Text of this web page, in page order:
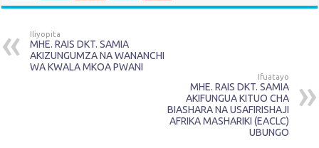
Iliyopita
MHE. RAIS DKT. SAMIA
AKIZUNGUMZA NA WANANCHI
WA KWALA MKOA PWANI
Ifuatayo
MHE. RAIS DKT. SAMIA
AKIFUNGUA KITUO CHA
BIASHARA NA USAFIRISHAJI
AFRIKA MASHARIKI (EACLC)
UBUNGO